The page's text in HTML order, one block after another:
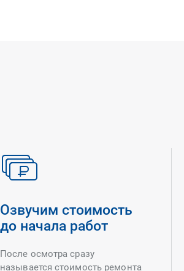
Озвучим стоимость
до начала работ
После осмотра сразу
называется стоимость ремонта